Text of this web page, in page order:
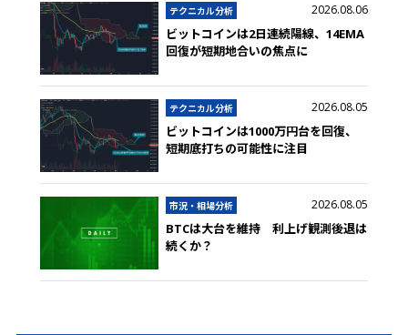
テクニカル分析 2026.08.06
ビットコインは2日連続陽線、14EMA
回復が短期地合いの焦点に
テクニカル分析 2026.08.05
ビットコインは1000万円台を回復、
短期底打ちの可能性に注目
市況・相場分析 2026.08.05
BTCは大台を維持 利上げ観測後退は
続くか？